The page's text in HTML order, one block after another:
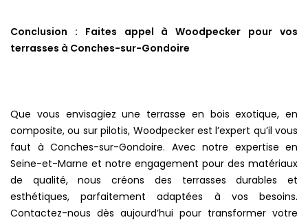
Conclusion : Faites appel à Woodpecker pour vos
terrasses à Conches-sur-Gondoire
Que vous envisagiez une terrasse en bois exotique, en
composite, ou sur pilotis, Woodpecker est l’expert qu’il vous
faut à Conches-sur-Gondoire. Avec notre expertise en
Seine-et-Marne et notre engagement pour des matériaux
de qualité, nous créons des terrasses durables et
esthétiques, parfaitement adaptées à vos besoins.
Contactez-nous dès aujourd’hui pour transformer votre